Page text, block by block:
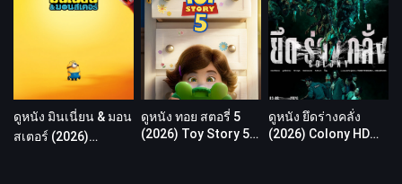
ดูหนัง มินเนี่ยน & มอน
สเตอร์ (2026)
ดูหนัง ทอย สตอรี่ 5
(2026) Toy Story 5
ดูหนัง ยึดร่างคลั่ง
(2026) Colony HD